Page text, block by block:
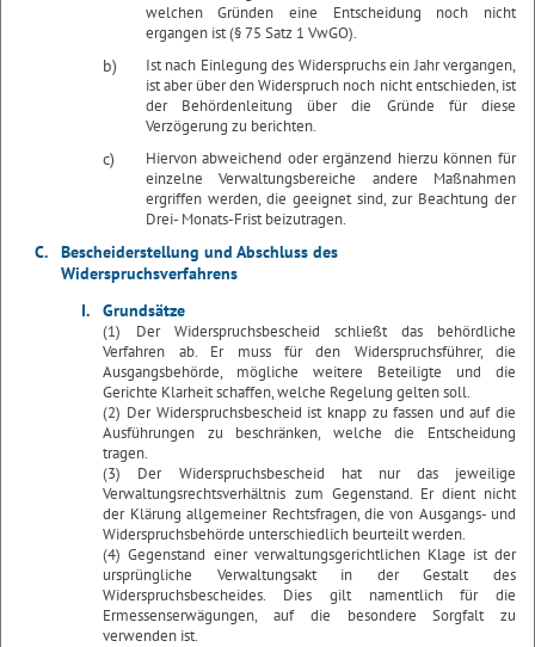
welchen Gründen eine Entscheidung noch nicht
ergangen ist (§ 75 Satz 1 VwGO).
b)
Ist nach Einlegung des Widerspruchs ein Jahr vergangen,
ist aber über den Widerspruch noch nicht entschieden, ist
der Behördenleitung über die Gründe für diese
Verzögerung zu berichten.
c)
Hiervon abweichend oder ergänzend hierzu können für
einzelne Verwaltungsbereiche andere Maßnahmen
ergriffen werden, die geeignet sind, zur Beachtung der
Drei- Monats-Frist beizutragen.
C.
Bescheiderstellung und Abschluss des
Widerspruchsverfahrens
I.
Grundsätze
(1) Der Widerspruchsbescheid schließt das behördliche
Verfahren ab. Er muss für den Widerspruchsführer, die
Ausgangsbehörde, mögliche weitere Beteiligte und die
Gerichte Klarheit schaffen, welche Regelung gelten soll.
(2) Der Widerspruchsbescheid ist knapp zu fassen und auf die
Ausführungen zu beschränken, welche die Entscheidung
tragen.
(3) Der Widerspruchsbescheid hat nur das jeweilige
Verwaltungsrechtsverhältnis zum Gegenstand. Er dient nicht
der Klärung allgemeiner Rechtsfragen, die von Ausgangs- und
Widerspruchsbehörde unterschiedlich beurteilt werden.
(4) Gegenstand einer verwaltungsgerichtlichen Klage ist der
ursprüngliche Verwaltungsakt in der Gestalt des
Widerspruchsbescheides. Dies gilt namentlich für die
Ermessenserwägungen, auf die besondere Sorgfalt zu
verwenden ist.